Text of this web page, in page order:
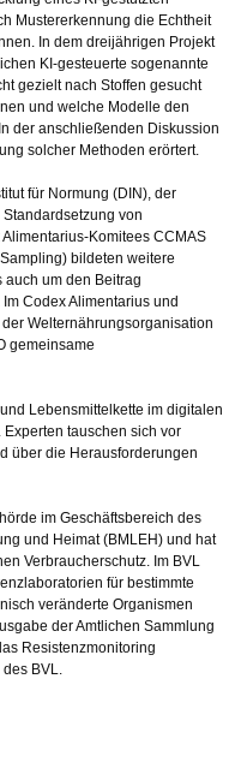
Mustererkennung die Echtheit
In dem dreijährigen Projekt
KI-gesteuerte sogenannte
gezielt nach Stoffen gesucht
und welche Modelle den
der anschließenden Diskussion
solcher Methoden erörtert.
für Normung (DIN), der
von
Komitees CCMAS
bildeten weitere
um den Beitrag
Codex Alimentarius und
Welternährungsorganisation
gemeinsame
Lebensmittelkette im digitalen
Experten tauschen sich vor
über die Herausforderungen
im Geschäftsbereich des
und Heimat (BMLEH) und hat
Verbraucherschutz. Im BVL
für bestimmte
veränderte Organismen
der Amtlichen Sammlung
Resistenzmonitoring
BVL.